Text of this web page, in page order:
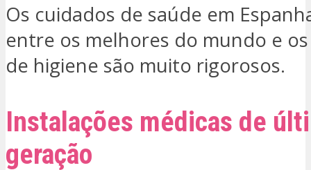
Os cuidados de saúde em
entre os melhores do mundo e
de higiene são muito rigorosos.
Instalações médicas de
geração